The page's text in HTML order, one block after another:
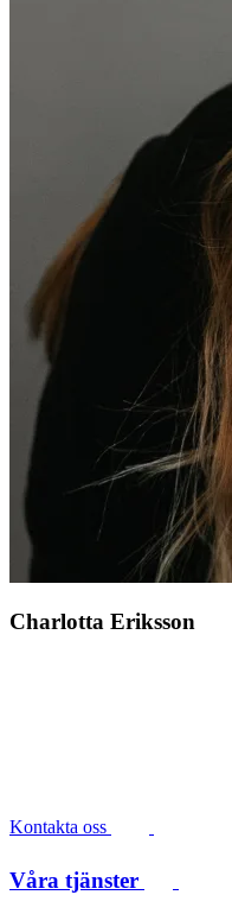
Charlotta Eriksson
Kontakta oss
Våra tjänster